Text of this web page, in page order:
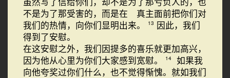
不是为了那受害的，而是在 真主面前把你们对
我们的热情，向你们显明出来。
13 因此，我们
得到了安慰。
在这安慰之外，我们因提多的喜乐就更加高兴，
因为他从心里为你们大家感到宽慰。
14
如果我
向他夸奖过你们什么，也不觉得惭愧。就如我们